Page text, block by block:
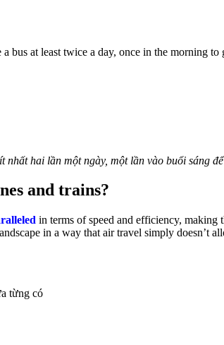
bus at least twice a day, once in the morning
hai lần một ngày, một lần vào buổi sáng
and trains?
in terms of speed and efficiency, making
in a way that air travel simply doesn’t
từng có